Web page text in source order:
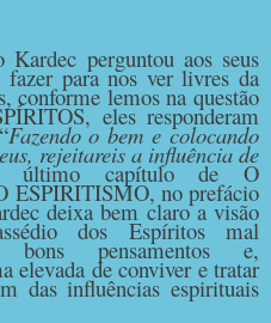
perguntou aos seus
fazer para nos ver livres da
conforme lemos na questão
eles responderam
Fazendo o bem e colocando
rejeitareis a influência de
último capítulo de O
ESPIRITISMO, no prefácio
deixa bem claro a visão
dos Espíritos mal
pensamentos e,
elevada de conviver e tratar
das influências espirituais